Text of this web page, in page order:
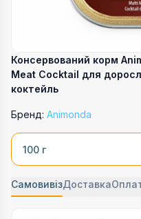
Консервований корм
Meat Cocktail для
коктейль
Бренд: Animonda
100 г
СамовивізДоставка